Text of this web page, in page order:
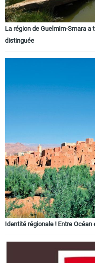
La région de Guelmim-Smara
distinguée
Identité régionale ! Entre Océan